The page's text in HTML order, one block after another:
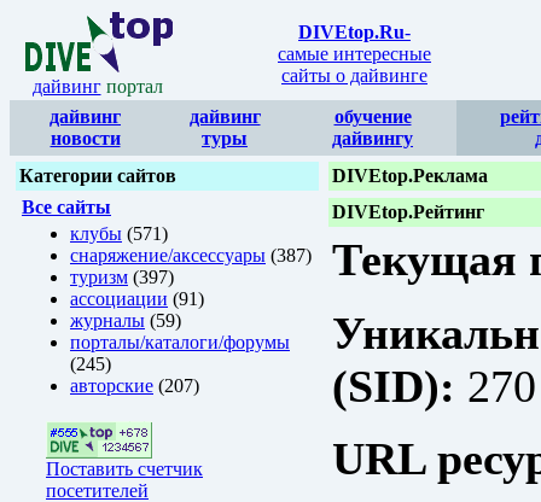
дайвинг портал
DIVEtop.Ru-
самые интересные
сайты о дайвинге
дайвинг
новости
дайвинг
туры
обучение
дайвингу
Категории сайтов
Все сайты
клубы (571)
снаряжение/аксессуары (387)
туризм (397)
ассоциации (91)
журналы (59)
порталы/каталоги/форумы
(245)
авторские (207)
Поставить счетчик
посетителей
DIVEtop.Реклама
DIVEtop.Рейтинг
Текущая
(SID): 270
URL